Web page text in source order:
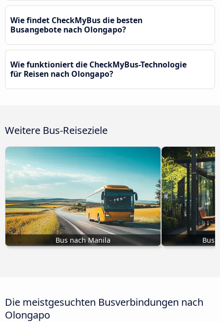
Wie findet CheckMyBus die besten
Busangebote nach Olongapo?
Wie funktioniert die CheckMyBus-Technologie
für Reisen nach Olongapo?
Weitere Bus-Reiseziele
Bus nach Manila Bus
Die meistgesuchten Busverbindungen nach
Olongapo